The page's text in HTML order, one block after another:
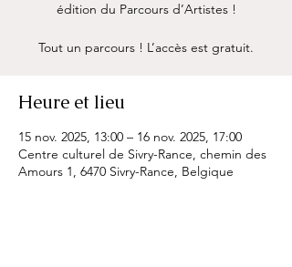
édition du Parcours d’Artistes !
Tout un parcours ! L’accès est gratuit.
Heure et lieu
15 nov. 2025, 13:00 – 16 nov. 2025, 17:00
Centre culturel de Sivry-Rance, chemin des
Amours 1, 6470 Sivry-Rance, Belgique